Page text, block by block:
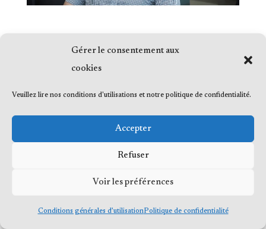
Gérer le consentement aux
cookies
Veuillez lire nos conditions d'utilisations et notre politique de confidentialité.
Accepter
Refuser
Voir les préférences
Conditions générales d’utilisationPolitique de confidentialité
© 2023 Me Frédéric Bérard, tous droits
réservés